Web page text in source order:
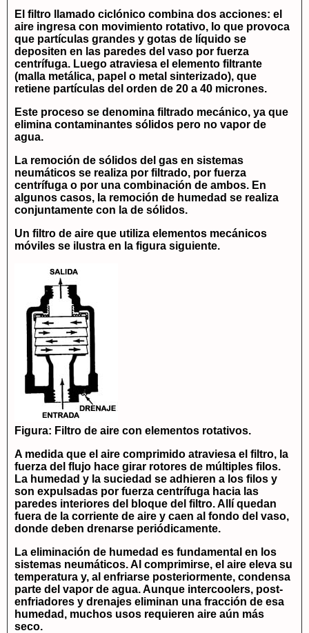
El filtro llamado ciclónico combina dos acciones: el
aire ingresa con movimiento rotativo, lo que provoca
que partículas grandes y gotas de líquido se
depositen en las paredes del vaso por fuerza
centrífuga. Luego atraviesa el elemento filtrante
(malla metálica, papel o metal sinterizado), que
retiene partículas del orden de 20 a 40 micrones.
Este proceso se denomina filtrado mecánico, ya que
elimina contaminantes sólidos pero no vapor de
agua.
La remoción de sólidos del gas en sistemas
neumáticos se realiza por filtrado, por fuerza
centrífuga o por una combinación de ambos. En
algunos casos, la remoción de humedad se realiza
conjuntamente con la de sólidos.
Un filtro de aire que utiliza elementos mecánicos
móviles se ilustra en la figura siguiente.
Figura: Filtro de aire con elementos rotativos.
A medida que el aire comprimido atraviesa el filtro, la
fuerza del flujo hace girar rotores de múltiples filos.
La humedad y la suciedad se adhieren a los filos y
son expulsadas por fuerza centrífuga hacia las
paredes interiores del bloque del filtro. Allí quedan
fuera de la corriente de aire y caen al fondo del vaso,
donde deben drenarse periódicamente.
La eliminación de humedad es fundamental en los
sistemas neumáticos. Al comprimirse, el aire eleva su
temperatura y, al enfriarse posteriormente, condensa
parte del vapor de agua. Aunque intercoolers, post-
enfriadores y drenajes eliminan una fracción de esa
humedad, muchos usos requieren aire aún más
seco.